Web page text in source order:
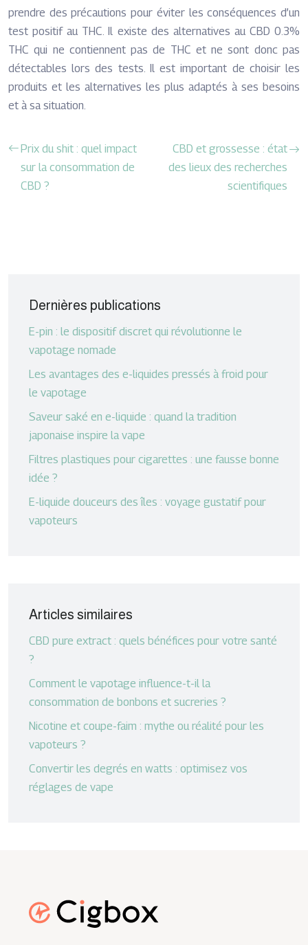
prendre des précautions pour éviter les conséquences d’un
test positif au THC. Il existe des alternatives au CBD 0.3%
THC qui ne contiennent pas de THC et ne sont donc pas
détectables lors des tests. Il est important de choisir les
produits et les alternatives les plus adaptés à ses besoins
et à sa situation.
Prix du shit : quel impact
sur la consommation de
CBD ?
CBD et grossesse : état
des lieux des recherches
scientifiques
Dernières publications
E-pin : le dispositif discret qui révolutionne le
vapotage nomade
Les avantages des e-liquides pressés à froid pour
le vapotage
Saveur saké en e-liquide : quand la tradition
japonaise inspire la vape
Filtres plastiques pour cigarettes : une fausse bonne
idée ?
E-liquide douceurs des îles : voyage gustatif pour
vapoteurs
Articles similaires
CBD pure extract : quels bénéfices pour votre santé
?
Comment le vapotage influence-t-il la
consommation de bonbons et sucreries ?
Nicotine et coupe-faim : mythe ou réalité pour les
vapoteurs ?
Convertir les degrés en watts : optimisez vos
réglages de vape